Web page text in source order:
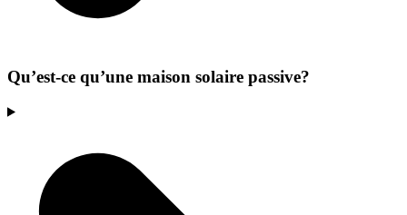
Qu’est-ce qu’une maison solaire passive?